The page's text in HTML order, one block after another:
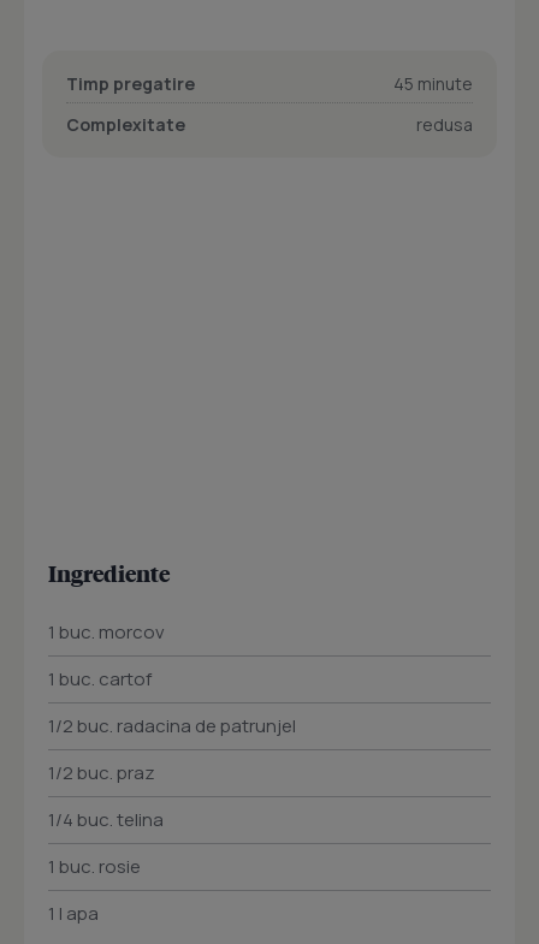
Timp pregatire
45 minute
Complexitate
redusa
Ingrediente
1 buc. morcov
1 buc. cartof
1/2 buc. radacina de patrunjel
1/2 buc. praz
1/4 buc. telina
1 buc. rosie
1 l apa